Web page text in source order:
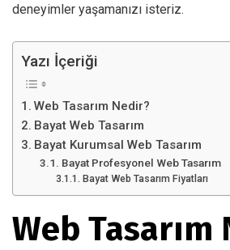
deneyimler yaşamanızı isteriz.
Yazı İçeriği
Web Tasarım Nedir?
Bayat Web Tasarım
Bayat Kurumsal Web Tasarım
Bayat Profesyonel Web Tasarım
Bayat Web Tasarım Fiyatları
Web Tasarım